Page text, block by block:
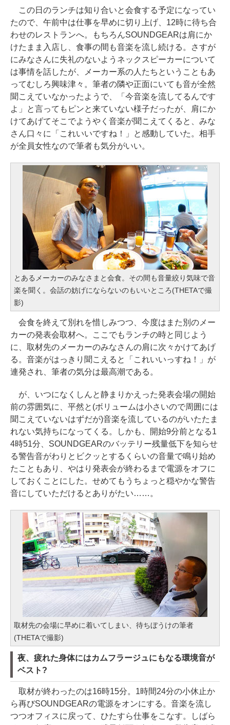
この日のランチは知り合いと会食する予定になってい
たので、午前中は仕事を早めに切り上げ、12時に待ち合
わせのレストランへ。もちろんSOUNDGEARは肩にか
けたまま入店し、食事の間も音楽を流し続ける。さすが
にみなさんに失礼のないようネックスピーカーについて
は事情を話したが、メーカー系の人たちということもあ
ってむしろ興味津々。筆者の隣や正面にいても音が全然
聞こえていなかったようで、「今音楽を流してるんです
よ」と言ってもピンと来ていない様子だったが、肩にか
けてあげてそこでようやく音楽が聞こえてくると、みな
さん口々に「これいいですね！」と感動していた。相手
が全員女性なので筆者も気分がいい。
とあるメーカーのみなさまと会食。その間も音量絞り気味で音
楽を聞く。会話の妨げにならないのもいいところ(THETAで撮
影)
会食を終えて別れを惜しみつつ、今度はまた別のメー
カーの発表会取材へ。ここでもランチの時と同じよう
に、取材先のメーカーのみなさんの肩に次々かけてあげ
る。音楽がはっきり聞こえると「これいいっすね！」が
連発され、筆者の気分は最高潮である。
が、いつになくしんと静まりかえった発表会場の開始
前の雰囲気に、平然と(ボリュームは小さいので周囲には
聞こえていないはずだが)音楽を流しているのがいたたま
れない気持ちになってくる。しかも、開始9分前となる1
4時51分、SOUNDGEARのバッテリー残量低下を知らせ
る警告音がわりとビクッとするくらいの音量で鳴り始め
たこともあり、やはり発表会が終わるまで電源をオフに
しておくことにした。せめてもうちょっと穏やかな警告
音にしていただけるとありがたい……。
取材先の会場に早めに着いてしまい、待ちぼうけの筆者
(THETAで撮影)
夜、疲れた身体にはカムフラージュにもなる環境音が
ベスト?
取材が終わったのは16時15分。1時間24分の小休止か
ら再びSOUNDGEARの電源をオンにする。音楽を流し
つつオフィスに戻って、ひたすら仕事をこなす。しばら